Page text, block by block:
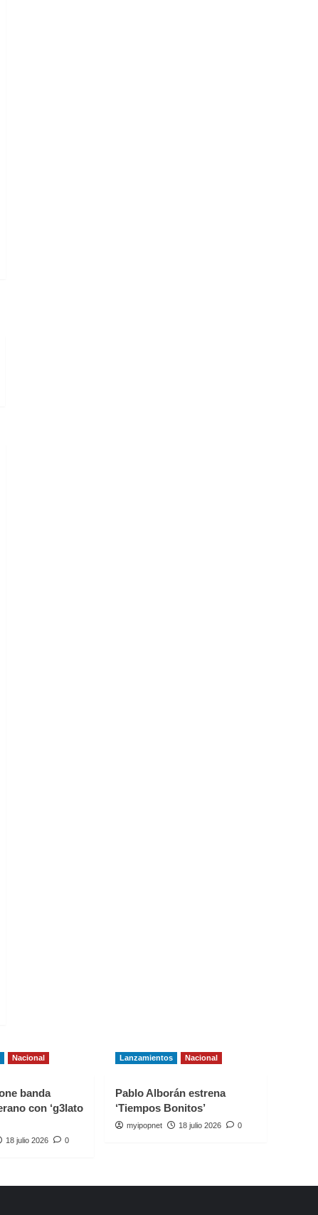
Nacional
banda
con ‘g3lato
18 julio 2026 0
Lanzamientos Nacional
Pablo Alborán estrena
‘Tiempos Bonitos’
myipopnet 18 julio 2026 0